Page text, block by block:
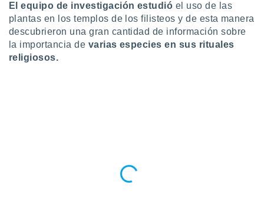
únicos
similares
El equipo de investigación estudió el uso de las
plantas en los templos de los filisteos y de esta manera
descubrieron una gran cantidad de información sobre
la importancia de varias especies en sus rituales
religiosos.